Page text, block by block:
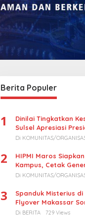
Rakyat Gelar
Sampaikan
untuk Bangsa
Berita Populer
1
Dinilai Tingkatkan
Sulsel Apresiasi
Turunkan Harga
Di KOMUNITAS/
2
HIPMI Maros
Kampus, Cetak
Muda
Di KOMUNITAS/
3
Spanduk Misterius
Flyover Makassar
Hukum Kasus Korupsi
Di BERITA 729 Views